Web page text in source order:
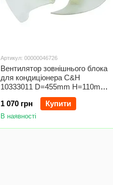
Артикул: 00000046726
Вентилятор зовнішнього блока
для кондиціонера C&H
10333011 D=455mm H=110mm
D штока = 8mm
1 070 грн
Купити
В наявності